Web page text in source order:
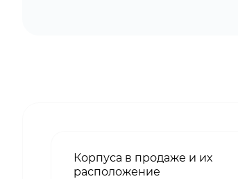
Корпуса в продаже и их
расположение